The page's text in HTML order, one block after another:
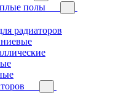
полы
радиаторов